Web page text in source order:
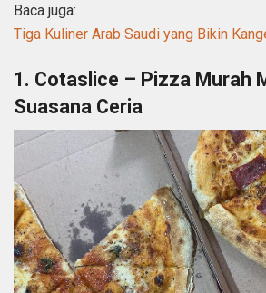
Baca juga:
Tiga Kuliner Arab Saudi yang Bikin
1. Cotaslice – Pizza Murah
Suasana Ceria